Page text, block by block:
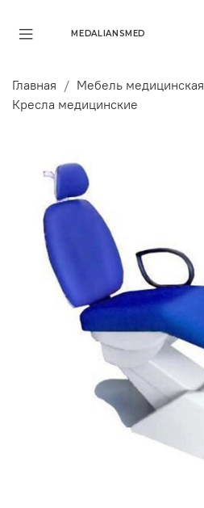
MEDALIANSMED
Главная
Мебель медицинская
Кресла медицинские